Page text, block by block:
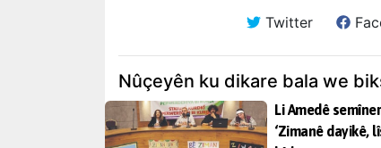
Twitter
Nûçeyên ku dikare bala we
Li Amedê
‘Zimanê dayikê,